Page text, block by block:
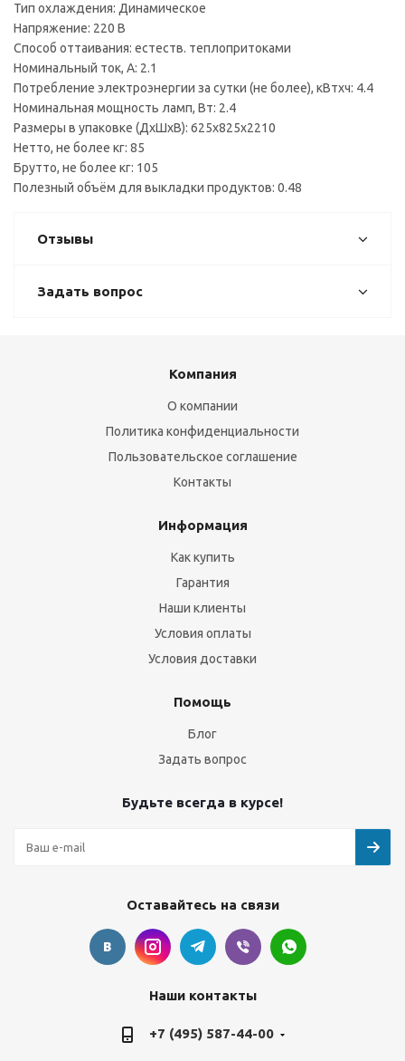
Тип охлаждения: Динамическое
Напряжение: 220 В
Способ оттаивания: естеств. теплопритоками
Номинальный ток, A: 2.1
Потребление электроэнергии за сутки (не более), кВтхч: 4.4
Номинальная мощность ламп, Вт: 2.4
Размеры в упаковке (ДхШхВ): 625x825x2210
Нетто, не более кг: 85
Брутто, не более кг: 105
Полезный объём для выкладки продуктов: 0.48
Отзывы
Задать вопрос
Компания
О компании
Политика конфиденциальности
Пользовательское соглашение
Контакты
Информация
Как купить
Гарантия
Наши клиенты
Условия оплаты
Условия доставки
Помощь
Блог
Задать вопрос
Будьте всегда в курсе!
Оставайтесь на связи
Наши контакты
+7 (495) 587-44-00